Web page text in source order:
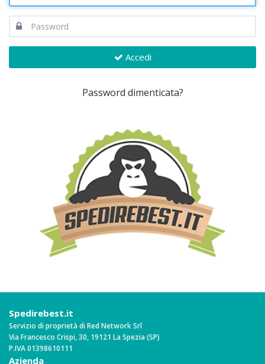
Accedi
Password dimenticata?
Spedirebest.it
Servizio di proprietà di Red Network Srl
Via Francesco Crispi, 30, 19121 La Spezia (SP)
P.IVA 01398610111
Azienda